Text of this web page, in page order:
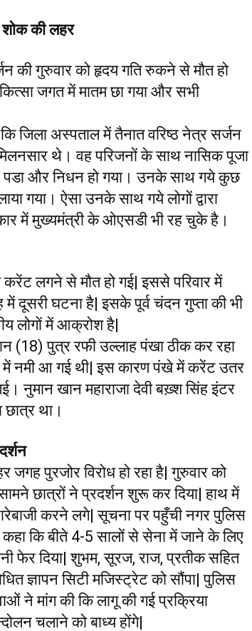
शोक की लहर
की गुरुवार को हृदय गति रुकने से मौत हो
जगत में मातम छा गया और सभी
जिला अस्पताल में तैनात वरिष्ठ नेत्र सर्जन
थे। वह परिजनों के साथ नासिक पूजा
पडा और निधन हो गया। उनके साथ गये कुछ
गया। ऐसा उनके साथ गये लोगों द्वारा
में मुख्यमंत्री के ओएसडी भी रह चुके है।
लगने से मौत हो गई| इससे परिवार में
दूसरी घटना है| इसके पूर्व चंदन गुप्ता की भी
लोगों में आक्रोश है|
(18) पुत्र रफी उल्लाह पंखा ठीक कर रहा
में नमी आ गई थी| इस कारण पंखे में करेंट उतर
नुमान खान महाराजा देवी बख़्श सिंह इंटर
था।
जगह पुरजोर विरोध हो रहा है| गुरुवार को
छात्रों ने प्रदर्शन शुरू कर दिया| हाथ में
करने लगे| सूचना पर पहुँची नगर पुलिस
कि बीते 4-5 सालों से सेना में जाने के लिए
फेर दिया| शुभम, सूरज, राज, प्रतीक सहित
ज्ञापन सिटी मजिस्ट्रेट को सौंपा| पुलिस
ने मांग की कि लागू की गई प्रक्रिया
चलाने को बाध्य होंगे|